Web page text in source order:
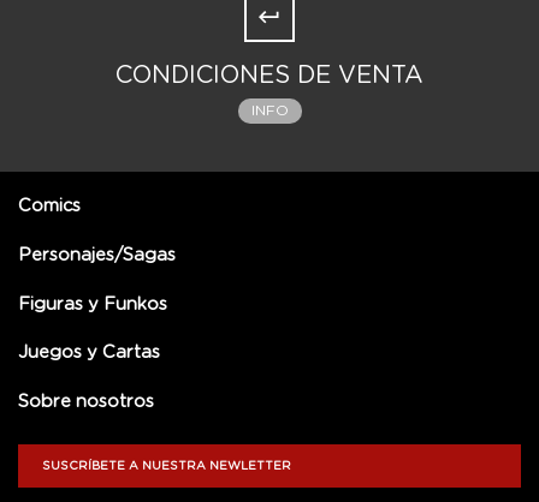
CONDICIONES DE VENTA
INFO
Comics
Personajes/Sagas
Figuras y Funkos
Juegos y Cartas
Sobre nosotros
SUSCRÍBETE A NUESTRA NEWLETTER